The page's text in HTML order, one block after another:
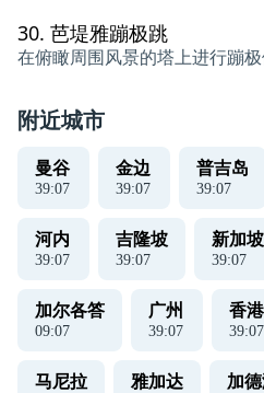
30. 芭堤雅蹦极跳
在俯瞰周围风景的塔上进行蹦极
附近城市
曼谷
39:07
金边
39:07
普吉岛
39:07
河内
39:07
吉隆坡
39:07
新加坡
39:07
加尔各答
09:07
广州
39:07
香港
39:07
马尼拉 雅加达 加